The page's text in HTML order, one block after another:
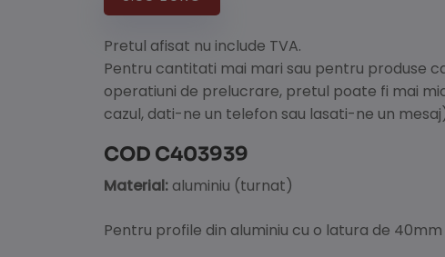
Pretul afisat nu include TVA.
Pentru cantitati mai mari sau pentru produse
operatiuni de prelucrare, pretul poate fi mai
cazul, dati-ne un telefon sau lasati-ne un
COD C403939
Material: aluminiu (turnat)
Pentru profile din aluminiu cu o latura de 40mm